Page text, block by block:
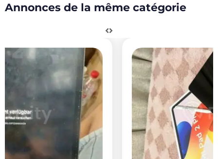
Annonces de la même catégorie